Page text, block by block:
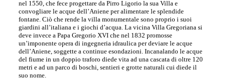
nel 1550, che fece progettare da Pirro Ligorio la sua Villa e
convogliare le acque dell’Aniene per alimentare le splendide
fontane. Ciò che rende la villa monumentale sono proprio i suoi
giardini all’italiana e i giochi d’acqua. La vicina Villa Gregoriana si
deve invece a Papa Gregorio XVI che nel 1832 promosse
un’imponente opera di ingegneria idraulica per deviare le acque
dell’Aniene, soggette a continue esondazioni. Incanalando le acque
del fiume in un doppio traforo diede vita ad una cascata di oltre 120
metri e ad un parco di boschi, sentieri e grotte naturali cui diede il
suo nome.